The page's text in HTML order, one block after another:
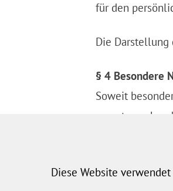
für den
Die Darstellung
§ 4 Besondere
Soweit
an
Quelle:
Diese Website